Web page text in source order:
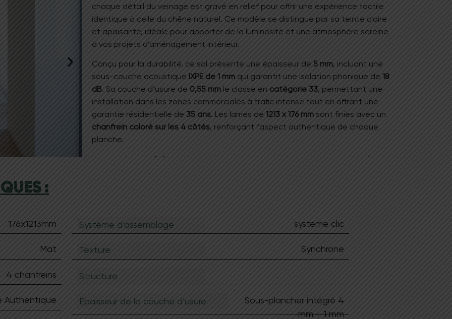
chaque détail du veinage est gravé en relief pour offrir une expérience tactile
identique à celle du chêne naturel. Ce modèle se distingue par sa teinte claire
et apaisante, idéale pour apporter de la luminosité et une atmosphère sereine
à vos projets d’aménagement intérieur.
Conçu pour la durabilité, ce sol présente une épaisseur de 5 mm, incluant une
sous-couche acoustique IXPE de 1 mm qui garantit une isolation phonique de 18
dB. Sa couche d’usure de 0,55 mm le classe en catégorie 33, permettant une
installation dans les zones commerciales à trafic intense tout en offrant une
garantie résidentielle de 35 ans. Les lames de 1213 x 176 mm sont finies avec un
chanfrein coloré sur les 4 côtés, renforçant l’aspect authentique de chaque
planche.
Disponible chez Solegno , le Yukon Beach est une solution saine, certifiée A+
parfaitement étanche aux sollicitations quotidiennes
Demander un devis
:
176x1213mm
Mat
4 chanfreins
Authentique
Système d’assemblage systeme clic
Texture Synchrone
Structure
Epaisseur de la couche d’usure
Sous-plancher intégré 4
mm + 1 mm